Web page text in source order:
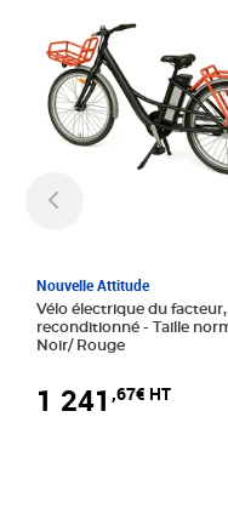
Nouvelle Attitude
Vélo électrique du facteur,
reconditionné - Taille normale -
Noir/ Rouge
1 241 ,67€ HT